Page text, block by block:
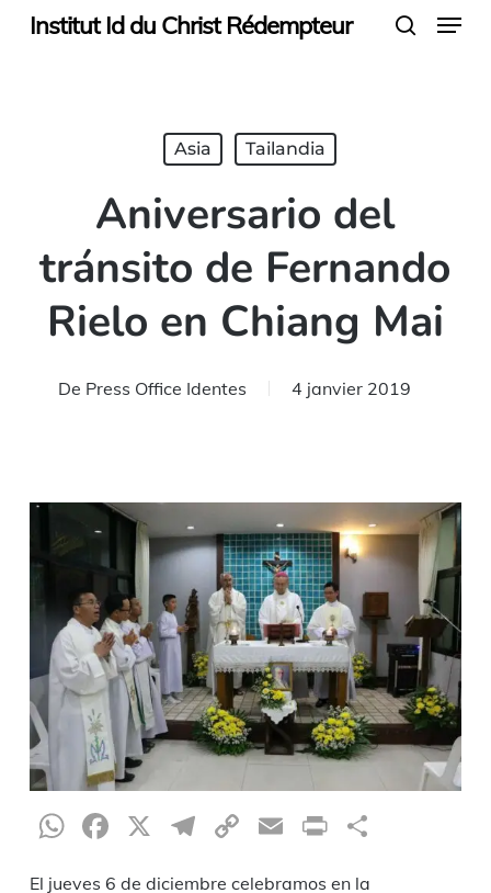
SkipInstitut Id du Christ Rédempteur Menu
Asia Tailandia
Aniversario del
tránsito de Fernando
Rielo en Chiang Mai
De Press Office Identes 4 janvier 2019
WhatsApp
Facebook
X Telegram
CopyEmailPrint
El jueves 6 de diciembre celebramos en la